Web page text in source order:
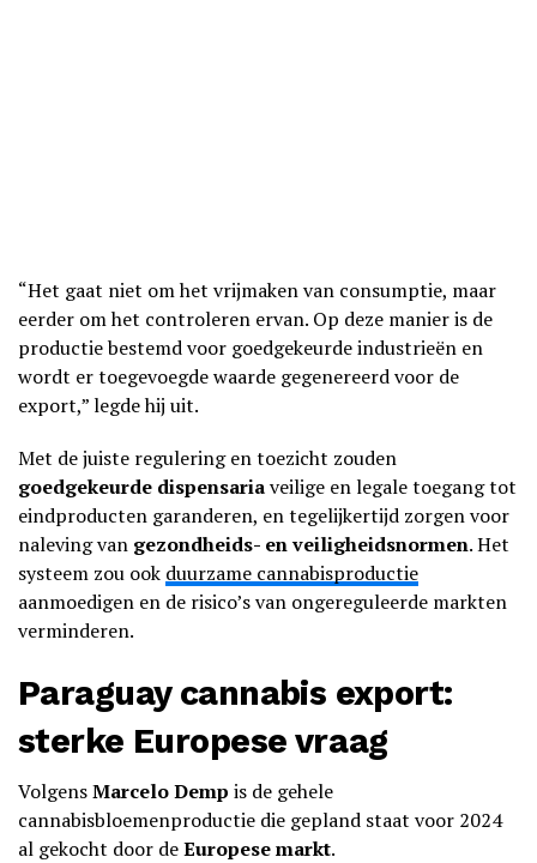
“Het gaat niet om het vrijmaken van consumptie, maar
eerder om het controleren ervan. Op deze manier is de
productie bestemd voor goedgekeurde industrieën en
wordt er toegevoegde waarde gegenereerd voor de
export,” legde hij uit.
Met de juiste regulering en toezicht zouden
goedgekeurde dispensariaveilige en legale toegang tot
eindproducten garanderen, en tegelijkertijd zorgen voor
naleving van gezondheids- en veiligheidsnormen. Het
systeem zou ook duurzame cannabisproductie
aanmoedigen en de risico’s van ongereguleerde markten
verminderen.
Paraguay cannabis export:
sterke Europese vraag
VolgensMarcelo Demp is de gehele
cannabisbloemenproductie die gepland staat voor 2024
al gekocht door deEuropese markt.